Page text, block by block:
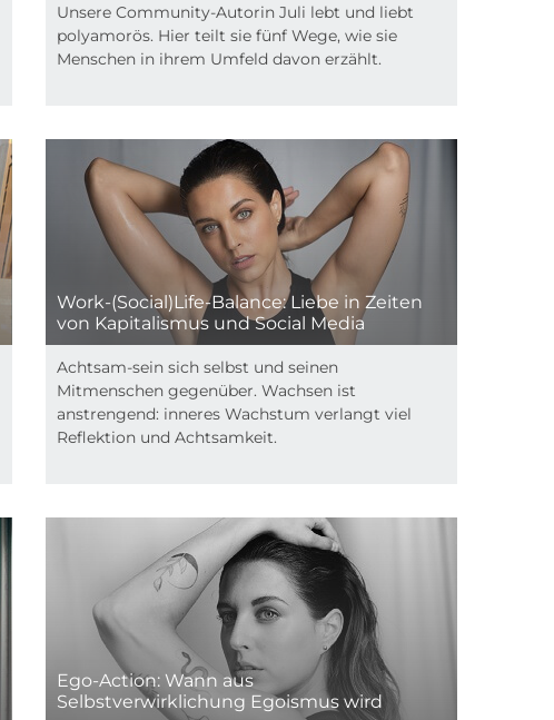
Unsere Community-Autorin Juli lebt und liebt
polyamorös. Hier teilt sie fünf Wege, wie sie
Menschen in ihrem Umfeld davon erzählt.
Work-(Social)Life-Balance: Liebe in Zeiten
von Kapitalismus und Social Media
Achtsam-sein sich selbst und seinen
Mitmenschen gegenüber. Wachsen ist
anstrengend: inneres Wachstum verlangt viel
Reflektion und Achtsamkeit.
Ego-Action: Wann aus
Selbstverwirklichung Egoismus wird